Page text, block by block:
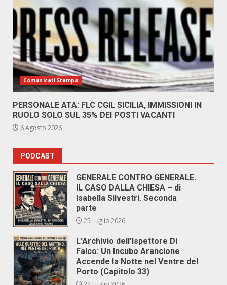
Comunicati Stampa
PERSONALE ATA: FLC CGIL SICILIA, IMMISSIONI IN
RUOLO SOLO SUL 35% DEI POSTI VACANTI
6 Agosto 2026
PODCAST
GENERALE CONTRO GENERALE.
IL CASO DALLA CHIESA – di
Isabella Silvestri. Seconda
parte
25 Luglio 2026
L’Archivio dell’Ispettore Di
Falco: Un Incubo Arancione
Accende la Notte nel Ventre del
Porto (Capitolo 33)